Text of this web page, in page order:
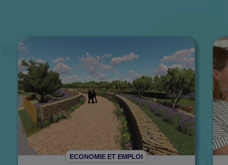
ECONOMIE ET EMPLOI